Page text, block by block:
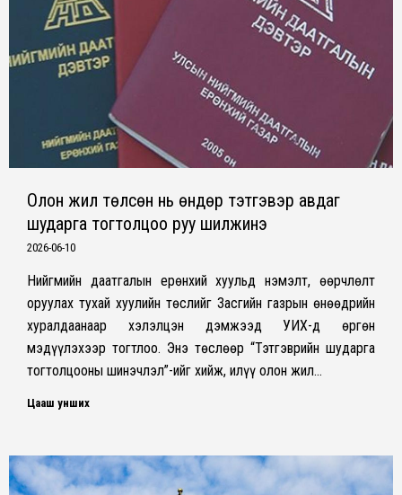
Олон жил төлсөн нь өндөр тэтгэвэр авдаг
шударга тогтолцоо руу шилжинэ
2026-06-10
Нийгмийн даатгалын ерөнхий хуульд нэмэлт, өөрчлөлт
оруулах тухай хуулийн төслийг Засгийн газрын өнөөдрийн
хуралдаанаар хэлэлцэн дэмжээд УИХ-д өргөн
мэдүүлэхээр тогтлоо. Энэ төслөөр “Тэтгэврийн шударга
тогтолцооны шинэчлэл”-ийг хийж, илүү олон жил…
Цааш унших